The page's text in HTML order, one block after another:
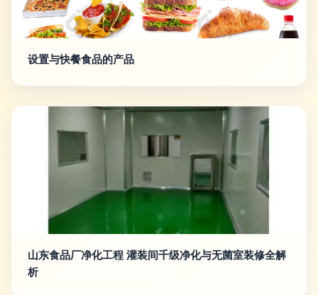
设置与快餐食品的产品
山东食品厂净化工程 灌装间千级净化与无菌室装修全解
析